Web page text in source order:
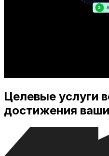
Целевые услуги
достижения